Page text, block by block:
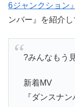
6ジャンクション』
ンバー』を紹介し
?みんなもう
新着MV
『ダンスナン